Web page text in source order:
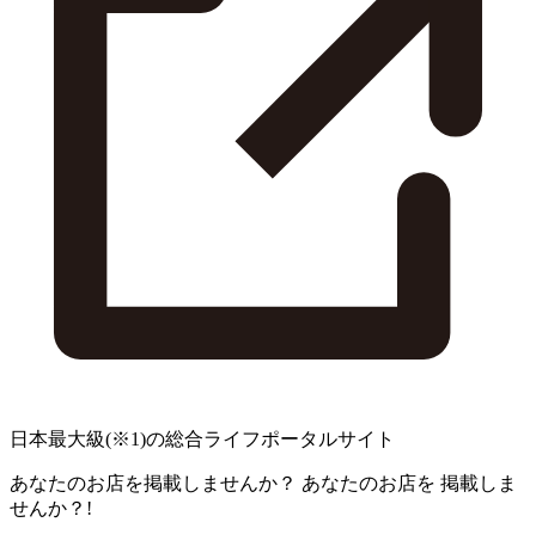
日本最大級(※1)の総合ライフポータルサイト
あなたのお店を掲載しませんか？ あなたのお店を 掲載しま
せんか？!